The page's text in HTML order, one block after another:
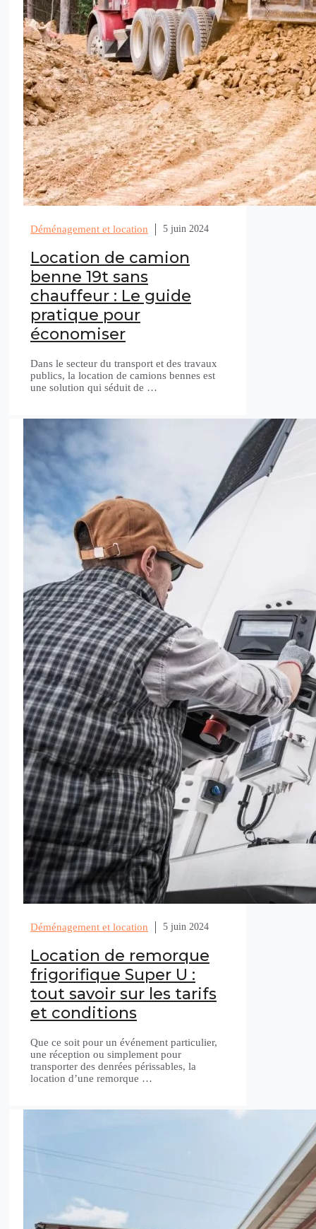
Déménagement et location 5 juin 2024
Location de camion
benne 19t sans
chauffeur : Le guide
pratique pour
économiser
Dans le secteur du transport et des travaux
publics, la location de camions bennes est
une solution qui séduit de …
Déménagement et location 5 juin 2024
Location de remorque
frigorifique Super U :
tout savoir sur les tarifs
et conditions
Que ce soit pour un événement particulier,
une réception ou simplement pour
transporter des denrées périssables, la
location d’une remorque …